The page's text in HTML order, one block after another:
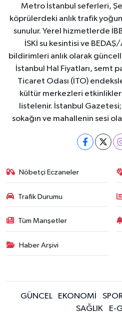
Metro İstanbul seferleri,
köprülerdeki anlık trafik
sunulur. Yerel hizmetlerde
İSKİ su kesintisi ve
bildirimleri anlık olarak
İstanbul Hal Fiyatları, semt
Ticaret Odası (İTO)
kültür merkezleri
listelenir. İstanbul
sokağın ve mahallenin sesi
Nöbetçi Eczaneler
Trafik Durumu
Tüm Manşetler
Haber Arşivi
GÜNCEL EKONOMİ
SAĞLIK
E-